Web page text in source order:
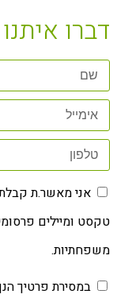
דברו איתנו
אני מאשר.ת קבלת
טקסט ומיילים
משפחתיות.
במסירת פרטיך